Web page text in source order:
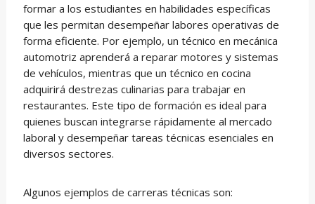
formar a los estudiantes en habilidades específicas
que les permitan desempeñar labores operativas de
forma eficiente. Por ejemplo, un técnico en mecánica
automotriz aprenderá a reparar motores y sistemas
de vehículos, mientras que un técnico en cocina
adquirirá destrezas culinarias para trabajar en
restaurantes. Este tipo de formación es ideal para
quienes buscan integrarse rápidamente al mercado
laboral y desempeñar tareas técnicas esenciales en
diversos sectores.
Algunos ejemplos de carreras técnicas son: